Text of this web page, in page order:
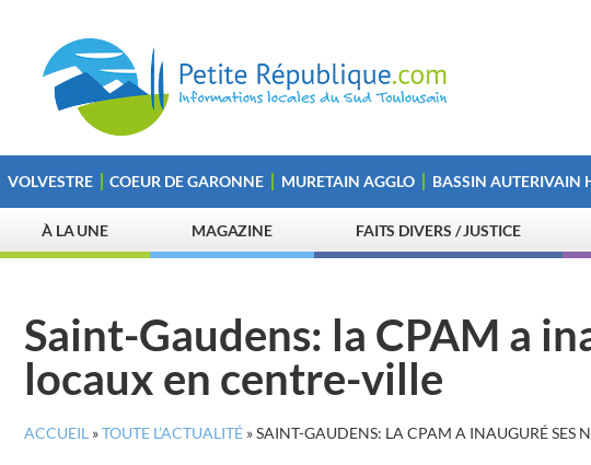
VOLVESTRE COEUR DE GARONNE MURETAIN AGGLO BASSIN AUTERIVAIN
À LA UNE MAGAZINE FAITS DIVERS / JUSTICE
Saint-Gaudens: la CPAM a
locaux en centre-ville
ACCUEIL »TOUTE L’ACTUALITÉ »SAINT-GAUDENS: LA CPAM A INAUGURÉ SES